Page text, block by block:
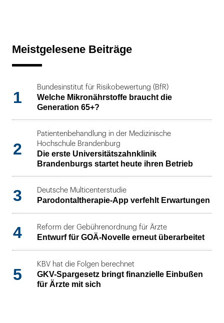
Meistgelesene Beiträge
1
Bundesinstitut für Risikobewertung (BfR)
Welche Mikronährstoffe braucht die
Generation 65+?
2
Patientenbehandlung in der Medizinische
Hochschule Brandenburg
Die erste Universitätszahnklinik
Brandenburgs startet heute ihren Betrieb
3 Deutsche Multicenterstudie
Parodontaltherapie-App verfehlt Erwartungen
4 Reform der Gebührenordnung für Ärzte
Entwurf für GOÄ-Novelle erneut überarbeitet
5
KBV hat die Folgen berechnet
GKV-Spargesetz bringt finanzielle Einbußen
für Ärzte mit sich